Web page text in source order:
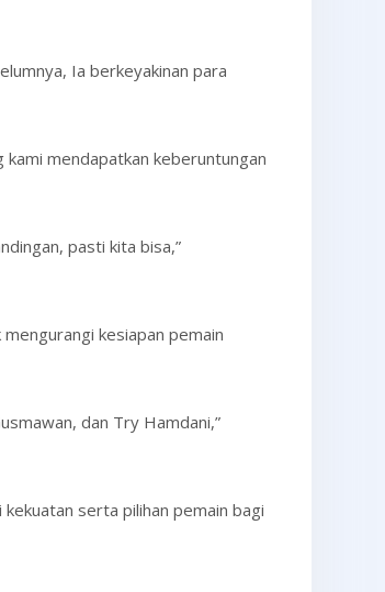
Ia berkeyakinan para
kami mendapatkan keberuntungan
pasti kita bisa,”
kesiapan pemain
dan Try Hamdani,”
serta pilihan pemain bagi